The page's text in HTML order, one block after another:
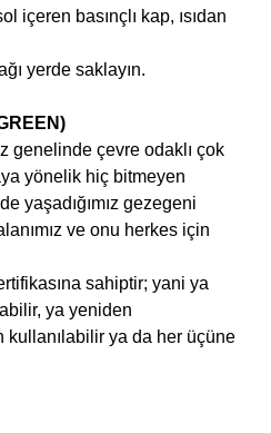
içeren basınçlı kap, ısıdan
yerde saklayın.
genelinde çevre odaklı çok
yönelik hiç bitmeyen
yaşadığımız gezegeni
ve onu herkes için
sahiptir; yani ya
ya yeniden
ya da her üçüne